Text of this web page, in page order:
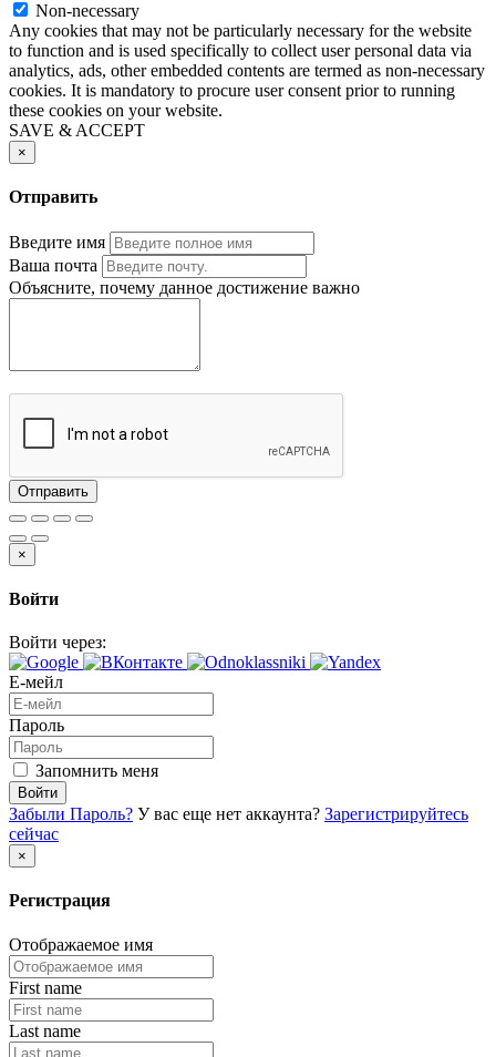
Non-necessary
Any cookies that may not be particularly necessary for the website
to function and is used specifically to collect user personal data via
analytics, ads, other embedded contents are termed as non-necessary
cookies. It is mandatory to procure user consent prior to running
these cookies on your website.
SAVE & ACCEPT
×
Отправить
Введите имя
Ваша почта
Объясните, почему данное достижение важно
Отправить
×
Войти
Войти через:
Е-мейл
Пароль
Запомнить меня
Войти
Забыли Пароль? У вас еще нет аккаунта? Зарегистрируйтесь
сейчас
×
Регистрация
Отображаемое имя
First name
Last name